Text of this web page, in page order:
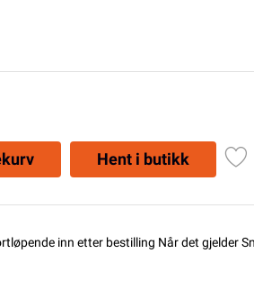
Hent i butikk
inn etter bestilling Når det gjelder